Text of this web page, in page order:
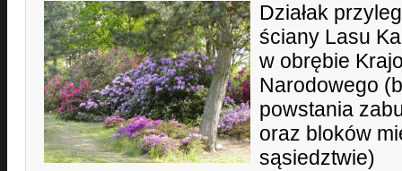
Działak
ściany Lasu
w obrębie
Narodowego
powstania
oraz bloków
sąsiedztwie)